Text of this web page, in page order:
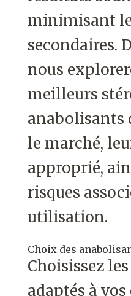
minimisant
secondaires.
nous
meilleurs
anabolisants
le marché,
approprié,
risques
utilisation.
Choix des
Choisissez
adaptés à